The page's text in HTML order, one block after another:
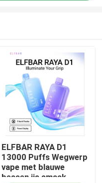
ELFBAR RAYA D1
13000 Puffs Wegwerp
vape met blauwe
bessen ijs smaak